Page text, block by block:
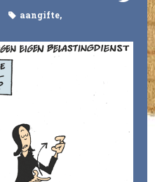
aangifte,